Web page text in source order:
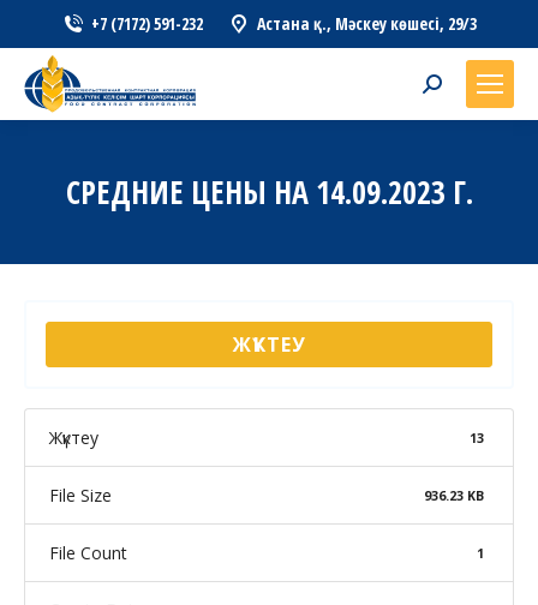
+7 (7172) 591-232 Астана қ., Мәскеу көшесі, 29/3
Search:
СРЕДНИЕ ЦЕНЫ НА 14.09.2023 Г.
ЖҮКТЕУ
Жүктеу 13
File Size 936.23 KB
File Count 1